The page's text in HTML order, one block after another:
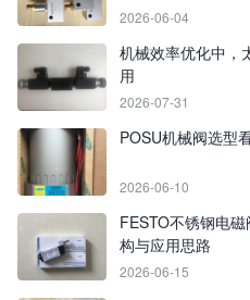
2026-06-04
机械效率优化中，
用
2026-07-31
POSU机械阀选型
2026-06-10
FESTO不锈钢电
构与应用思路
2026-06-15